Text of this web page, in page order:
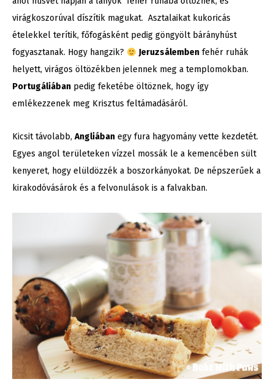
virágkoszorúval díszítik magukat. Asztalaikat kukoricás
ételekkel terítik, főfogásként pedig göngyölt bárányhúst
fogyasztanak. Hogy hangzik?
Jeruzsálembenfehér ruhák
helyett, virágos öltözékben jelennek meg a templomokban.
Portugáliában pedig feketébe öltöznek, hogy így
emlékezzenek meg Krisztus feltámadásáról.
Kicsit távolabb, Angliában egy fura hagyomány vette kezdetét.
Egyes angol területeken vízzel mossák le a kemencében sült
kenyeret, hogy elüldözzék a boszorkányokat. De népszerűek a
kirakodóvásárok és a felvonulások is a falvakban.